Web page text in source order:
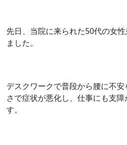
先日、当院に来られた50代の女
ました。
デスクワークで普段から腰に不
さで症状が悪化し、仕事にも支
す。